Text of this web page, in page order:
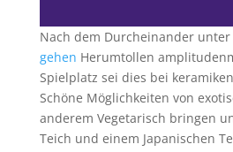
Nach dem Durcheinander
gehen Herumtollen
Spielplatz sei dies bei
Schöne Möglichkeiten von
anderem Vegetarisch bringen
Teich und einem Japanischen